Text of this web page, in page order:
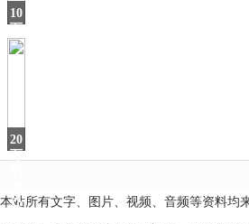
10
万
级
20
万
众
本站所有文字、图片、视频、音频等资料均